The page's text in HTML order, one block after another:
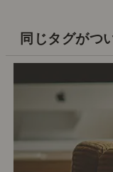
同じタグがつ